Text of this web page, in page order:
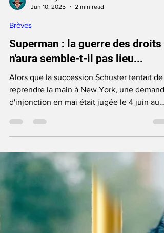
June Anga
Brèves
Superman : la guerre des droits
n'aura semble-t-il pas lieu...
Alors que la succession Schuster tentait de
reprendre la main à New York, une